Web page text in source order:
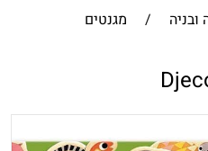
/ מגנטים